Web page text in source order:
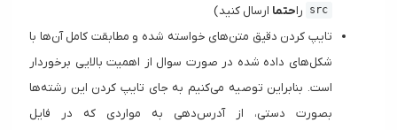
src راحتما ارسال کنید)
تایپ کردن دقیق متن‌های خواسته شده و مطابقت کامل آن‌ها با
شکل‌های داده شده در صورت سوال از اهمیت بالایی برخوردار
است. بنابراین توصیه می‌کنیم به جای تایپ کردن این رشته‌ها
بصورت دستی، از آدرس‌دهی به مواردی که در فایل